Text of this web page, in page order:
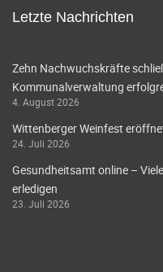
Letzte Nachrichten
Zehn Nachwuchskräfte
Kommunalverwaltung
4. August 2026
Wittenberger Weinfest
24. Juli 2026
Gesundheitsamt online –
erledigen
23. Juli 2026